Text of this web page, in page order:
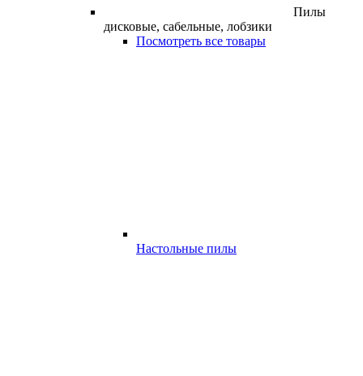
Пилы
дисковые, сабельные, лобзики
Посмотреть все товары
Настольные пилы